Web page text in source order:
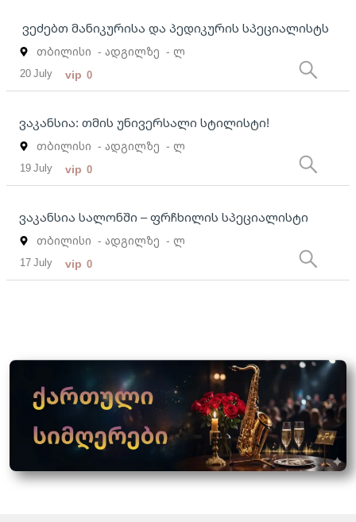
ვეძებთ მანიკურისა და პედიკურის სპეციალისტს
თბილისი - ადგილზე - ლ
20 July vip 0
ვაკანსია: თმის უნივერსალი სტილისტი!
თბილისი - ადგილზე - ლ
19 July vip 0
ვაკანსია სალონში – ფრჩხილის სპეციალისტი
თბილისი - ადგილზე - ლ
17 July vip 0